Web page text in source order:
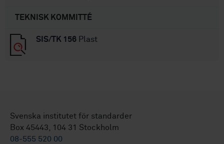
TEKNISK KOMMITTÉ
SIS/TK 156 Plast
Svenska institutet för standarder
Box 45443, 104 31 Stockholm
08-555 520 00